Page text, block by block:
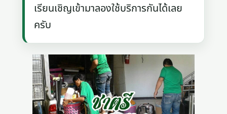
เรียนเชิญเข้ามาลองใช้บริการกันได้เลย
ครับ